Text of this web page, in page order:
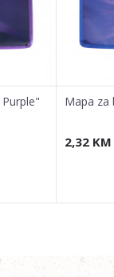
Mapa za
2,32 KM